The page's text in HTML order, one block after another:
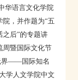
华语言文化学院
院，并作题为“五
之后”的专题讲
周暨国际文化节
界——国际知名
学人文学院中文